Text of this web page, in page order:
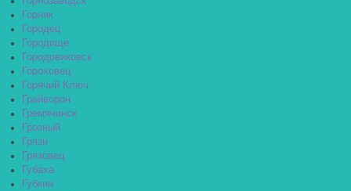
Горняк
Городец
Городище
Городовиковск
Гороховец
Горячий Ключ
Грайворон
Гремячинск
Грозный
Грязи
Грязовец
Губаха
Губкин